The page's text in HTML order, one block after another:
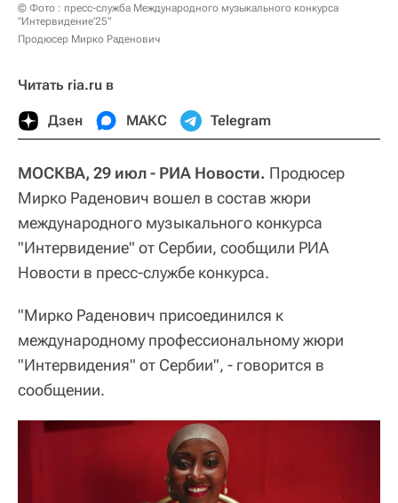
© Фото : пресс-служба Международного музыкального конкурса
"Интервидение’25"
Продюсер Мирко Раденович
Читать ria.ru в
Дзен МАКС Telegram
МОСКВА, 29 июл - РИА Новости. Продюсер
Мирко Раденович вошел в состав жюри
международного музыкального конкурса
"Интервидение" от Сербии, сообщили РИА
Новости в пресс-службе конкурса.
"Мирко Раденович присоединился к
международному профессиональному жюри
"Интервидения" от Сербии", - говорится в
сообщении.